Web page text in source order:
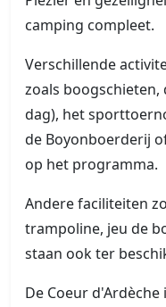
camping compleet.
Verschillende
zoals
dag), het
de Boyonboerderij
op het programma.
Andere faciliteiten
trampoline, jeu de
staan ook ter
De Coeur